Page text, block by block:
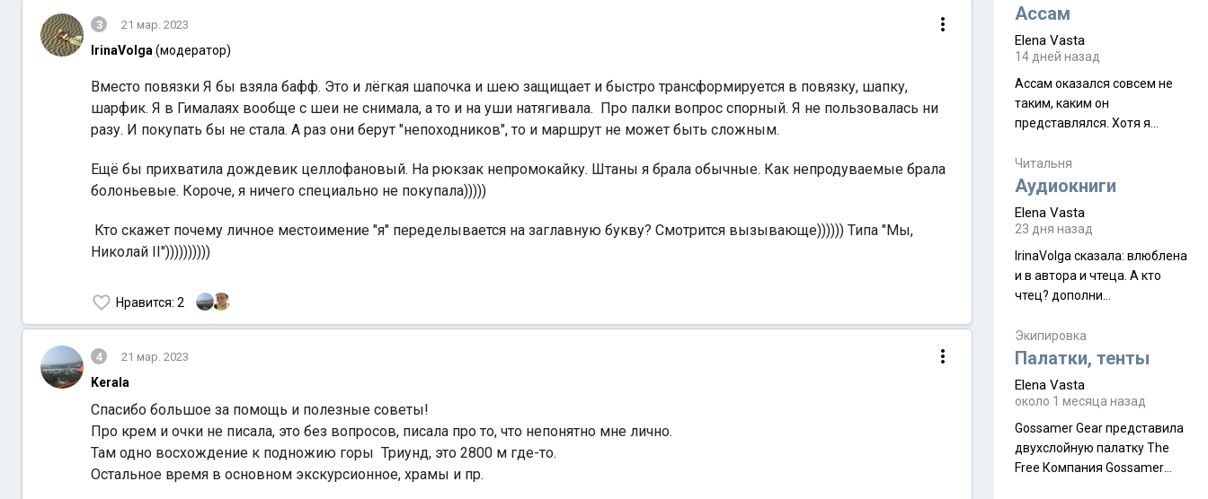
3 21 мар. 2023
IrinaVolga (модератор)
Вместо повязки Я бы взяла бафф. Это и лёгкая шапочка и шею защищает и быстро трансформируется в повязку, шапку,
шарфик. Я в Гималаях вообще с шеи не снимала, а то и на уши натягивала. Про палки вопрос спорный. Я не пользовалась ни
разу. И покупать бы не стала. А раз они берут "непоходников", то и маршрут не может быть сложным.
Ещё бы прихватила дождевик целлофановый. На рюкзак непромокайку. Штаны я брала обычные. Как непродуваемые брала
болоньевые. Короче, я ничего специально не покупала)))))
Кто скажет почему личное местоимение "я" переделывается на заглавную букву? Смотрится вызывающе)))))) Типа "Мы,
Николай II"))))))))))
Нравится: 2
4 21 мар. 2023
Kerala
Спасибо большое за помощь и полезные советы!
Про крем и очки не писала, это без вопросов, писала про то, что непонятно мне лично.
Там одно восхождение к подножию горы Триунд, это 2800 м где-то.
Остальное время в основном экскурсионное, храмы и пр.
Ассам
Elena Vasta
14 дней назад
Ассам оказался совсем не
таким, каким он
представлялся. Хотя я
краешек, но все же схватила
ауру штата, как-то он меня
природа, мягкие
такая как бы переходная
ступень между привычной
нам Индией и остальными
надеюсь увидеть.
Читальня
Аудиокниги
Elena Vasta
23 дня назад
IrinaVolga сказалa: влюблена
и в автора и чтеца. А кто
чтец? дополни
Экипировка
Палатки, тенты
Elena Vasta
около 1 месяца назад
Gossamer Gear представила
двухслойную палатку The
Free Компания Gossamer